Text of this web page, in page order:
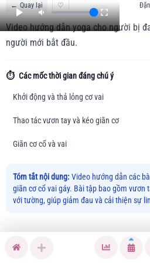
← Quay lại ♡
Video hướng dẫn yoga cho người bị
người mới bắt đầu.
⏱️ Các mốc thời gian đáng chú ý
Khởi động và thả lỏng cơ vai
Thao tác vươn tay và kéo giãn cơ
Giãn cơ cổ và vai
Tóm tắt nội dung: Video hướng dẫn các
giãn cơ cổ vai gáy. Bài tập bao gồm vươn
với tường, giúp giảm đau và cải thiện sự
🏃 Hướng dẫn